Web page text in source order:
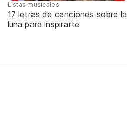
Listas musicales
17 letras de canciones sobre la
luna para inspirarte